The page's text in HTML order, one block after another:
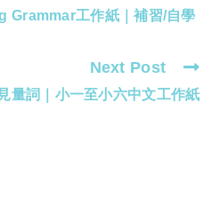
Grammar工作紙｜補習/自學
Next Post
量詞｜小一至小六中文工作紙